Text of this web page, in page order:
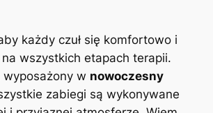
każdy czuł się komfortowo i
wszystkich etapach terapii.
w nowoczesny
zabiegi są wykonywane